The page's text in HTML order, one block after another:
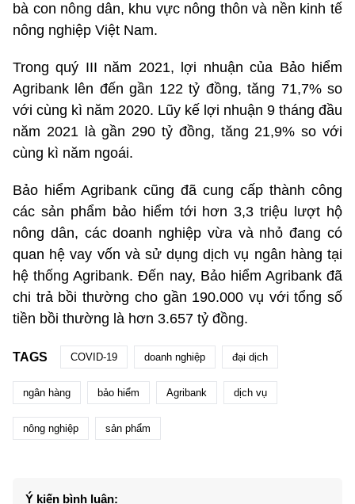
bà con nông dân, khu vực nông thôn và nền kinh tế
nông nghiệp Việt Nam.
Trong quý III năm 2021, lợi nhuận của Bảo hiểm
Agribank lên đến gần 122 tỷ đồng, tăng 71,7% so
với cùng kì năm 2020. Lũy kế lợi nhuận 9 tháng đầu
năm 2021 là gần 290 tỷ đồng, tăng 21,9% so với
cùng kì năm ngoái.
Bảo hiểm Agribank cũng đã cung cấp thành công
các sản phẩm bảo hiểm tới hơn 3,3 triệu lượt hộ
nông dân, các doanh nghiệp vừa và nhỏ đang có
quan hệ vay vốn và sử dụng dịch vụ ngân hàng tại
hệ thống Agribank. Đến nay, Bảo hiểm Agribank đã
chi trả bồi thường cho gần 190.000 vụ với tổng số
tiền bồi thường là hơn 3.657 tỷ đồng.
TAGS COVID-19 doanh nghiệp đại dịch
ngân hàng bảo hiểm Agribank dịch vụ
nông nghiệp sản phẩm
Ý kiến bình luận: